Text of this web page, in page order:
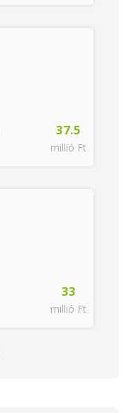
37.5
millió Ft
33
millió Ft